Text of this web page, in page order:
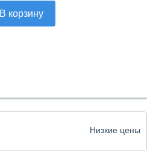
В корзину
Низкие цены